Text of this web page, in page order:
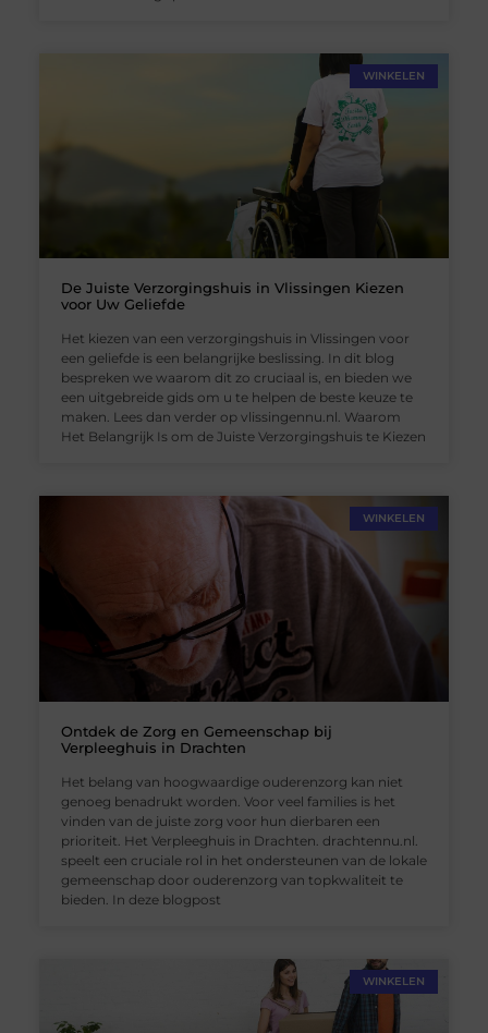
WINKELEN
De Juiste Verzorgingshuis in Vlissingen Kiezen
voor Uw Geliefde
Het kiezen van een verzorgingshuis in Vlissingen voor
een geliefde is een belangrijke beslissing. In dit blog
bespreken we waarom dit zo cruciaal is, en bieden we
een uitgebreide gids om u te helpen de beste keuze te
maken. Lees dan verder op vlissingennu.nl. Waarom
Het Belangrijk Is om de Juiste Verzorgingshuis te Kiezen
WINKELEN
Ontdek de Zorg en Gemeenschap bij
Verpleeghuis in Drachten
Het belang van hoogwaardige ouderenzorg kan niet
genoeg benadrukt worden. Voor veel families is het
vinden van de juiste zorg voor hun dierbaren een
prioriteit. Het Verpleeghuis in Drachten. drachtennu.nl.
speelt een cruciale rol in het ondersteunen van de lokale
gemeenschap door ouderenzorg van topkwaliteit te
bieden. In deze blogpost
WINKELEN